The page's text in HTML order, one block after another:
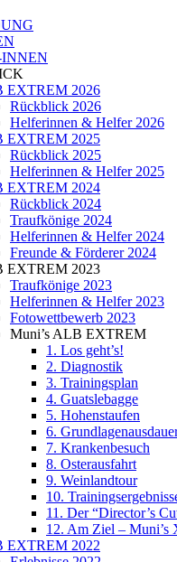
EXTREM 2026
Rückblick 2026
Helferinnen & Helfer 2026
EXTREM 2025
Rückblick 2025
Helferinnen & Helfer 2025
EXTREM 2024
Rückblick 2024
Traufkönige 2024
Helferinnen & Helfer 2024
Freunde & Förderer 2024
EXTREM 2023
Traufkönige 2023
Helferinnen & Helfer 2023
Fotowettbewerb 2023
Muni’s ALB EXTREM
1. Los geht’s!
2. Diagnostik
3. Trainingsplan
4. Guatslebagge
5. Hohenstaufen
6.
7. Krankenbesuch
8. Osterausfahrt
9. Weinlandtour
10.
11. Der “Director’s
12. Am Ziel – Muni’s
EXTREM 2022